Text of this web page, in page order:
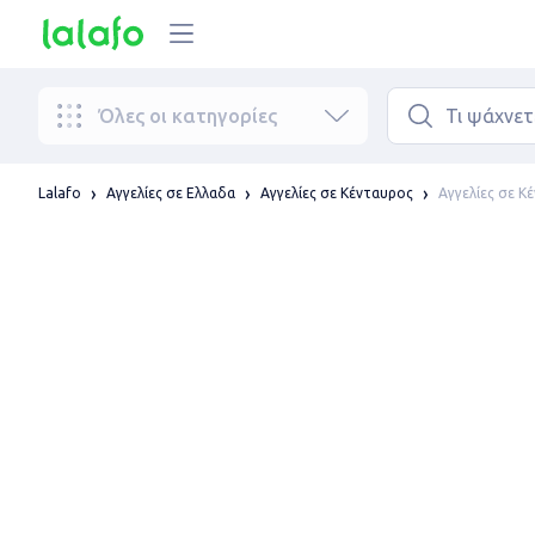
Όλες οι κατηγορίες
Lalafo Αγγελίες σε Ελλαδα Αγγελίες σε Κένταυρος Αγγελίες σε